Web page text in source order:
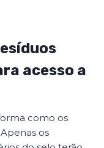
acesso a
como os
os